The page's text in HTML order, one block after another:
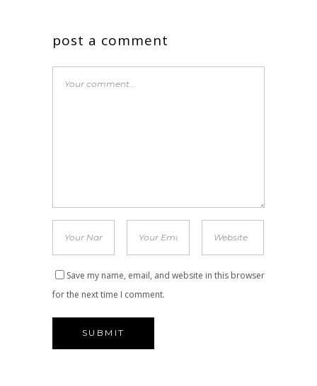
post a comment
Save my name, email, and website in this browser
for the next time I comment.